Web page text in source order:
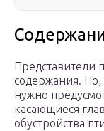
Представители
содержания. Но,
нужно
касающиеся
обустройства